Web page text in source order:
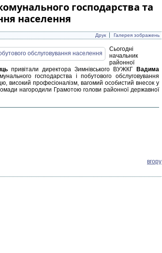
господарства та
населення
Друк Галерея зображень
Сьогодні
начальник
районної
привітали директора Зимнівського ВУЖКГ
Вадима
господарства і побутового обслуговування
високий професіоналізм, вагомий особистий внесок у
нагородили Грамотою голови районної державної
вгору